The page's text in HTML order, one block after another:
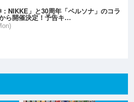
：NIKKE」と30周年「ペルソナ」のコラ
ら開催決定！予告キ…